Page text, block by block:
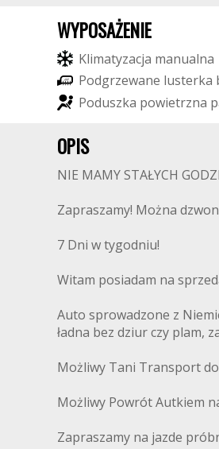
WYPOSAŻENIE
Klimatyzacja manualna
Podgrzewane lusterka
Poduszka powietrzna p
OPIS
NIE MAMY STAŁYCH
Zapraszamy! Można
7 Dni w tygodniu!
Witam posiadam na
Auto sprowadzone z
ładna bez dziur czy plam,
Możliwy Tani Transport
Możliwy Powrót Autkiem
Zapraszamy na jazde